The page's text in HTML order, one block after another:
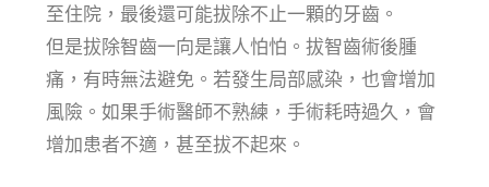
至住院，最後還可能拔除不止一顆的牙齒。
但是拔除智齒一向是讓人怕怕。拔智齒術後腫
痛，有時無法避免。若發生局部感染，也會增加
風險。如果手術醫師不熟練，手術耗時過久，會
增加患者不適，甚至拔不起來。